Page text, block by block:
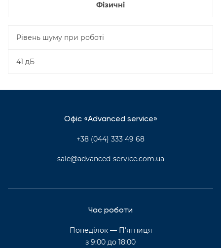
Фізичні
Рівень шуму при роботі
41 дБ
Офіс «Advanced service»
+38 (044) 333 49 68
sale@advanced-service.com.ua
Час роботи
Понеділок — П'ятниця
з 9:00 до 18:00